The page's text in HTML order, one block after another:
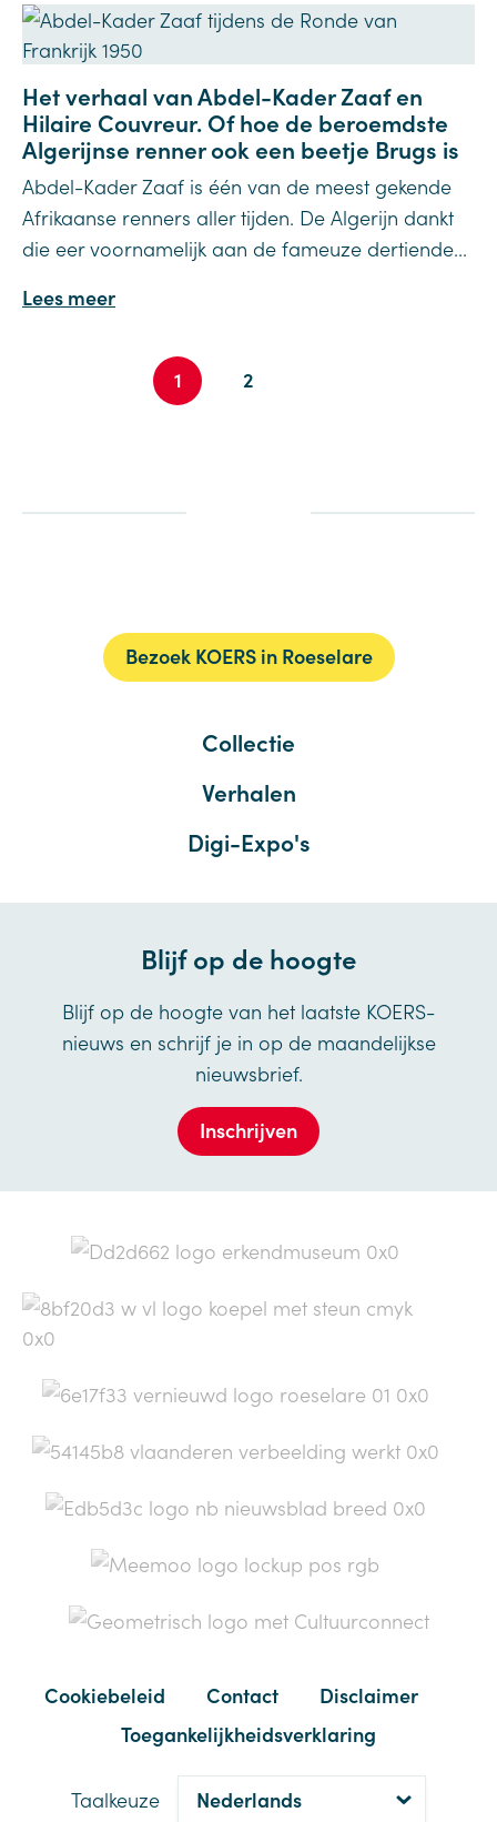
Het verhaal van Abdel-Kader Zaaf en
Hilaire Couvreur. Of hoe de beroemdste
Algerijnse renner ook een beetje Brugs is
Abdel-Kader Zaaf is één van de meest gekende
Afrikaanse renners aller tijden. De Algerijn dankt
die eer voornamelijk aan de fameuze dertiende...
Lees meer
1 2
Bezoek KOERS in Roeselare
Collectie
Verhalen
Digi-Expo's
Blijf op de hoogte
Blijf op de hoogte van het laatste KOERS-
nieuws en schrijf je in op de maandelijkse
nieuwsbrief.
Inschrijven
Cookiebeleid Contact
Disclaimer
Toegankelijkheidsverklaring
Taalkeuze
Deze website maakt gebruik van
cookies.
zo aangenaam mogelijk te maken. Indien u hiermee
instemt, gebruiken we ook cookies voor statistische,
analytische, tracking- en advertentiedoeleinden. Hiermee
kunnen we uw bezoek aan de website personaliseren en
u content tonen die aansluiten bij uw profiel. Ook krijgen
we hiermee meer inzicht in hoe u onze website gebruikt,
op "Alles toestaan". U kunt ook specifieke voorkeuren
instellen, zodat enkel die cookies worden gebruikt. U kunt
Zelf instellen